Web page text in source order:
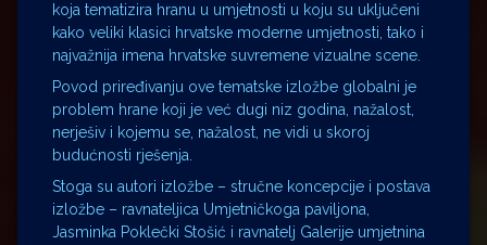
koja tematizira hranu u umjetnosti u koju su uključeni
kako veliki klasici hrvatske moderne umjetnosti, tako i
najvažnija imena hrvatske suvremene vizualne scene.
Povod priređivanju ove tematske izložbe globalni je
problem hrane koji je već dugi niz godina, nažalost,
nerješiv i kojemu se, nažalost, ne vidi u skoroj
budućnosti rješenja.
Stoga su autori izložbe – stručne koncepcije i postava
izložbe – ravnateljica Umjetničkoga paviljona,
Jasminka Poklečki Stošić i ravnatelj Galerije umjetnina